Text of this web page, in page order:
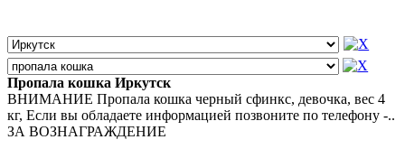
Пропала кошка Иркутск
ВНИМАНИЕ Пропала кошка черный сфинкс, девочка, вес 4
кг, Если вы обладаете информацией позвоните по телефону -..
ЗА ВОЗНАГРАЖДЕНИЕ